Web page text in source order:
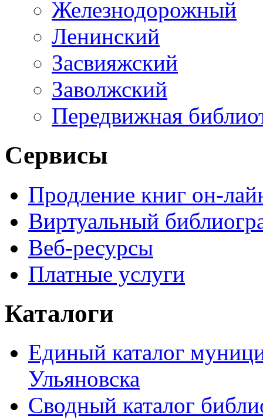
Железнодорожный
Ленинский
Засвияжский
Заволжский
Передвижная
Сервисы
Продление книг он-
Виртуальный
Веб-ресурсы
Платные услуги
Каталоги
Единый каталог
Ульяновска
Сводный каталог